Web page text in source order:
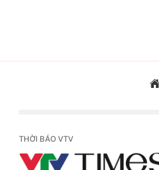
THỜI BÁO VTV